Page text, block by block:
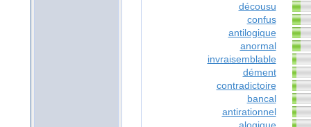
décousu
confus
antilogique
anormal
invraisemblable
dément
contradictoire
bancal
antirationnel